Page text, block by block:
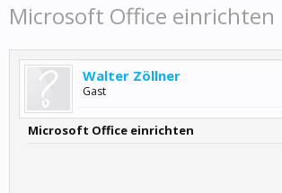
Microsoft Office einrichten
Walter Zöllner
Gast
Microsoft Office einrichten